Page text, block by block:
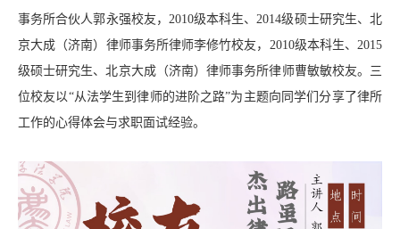
事务所合伙人郭永强校友，2010级本科生、2014级硕士研究生、北
京大成（济南）律师事务所律师李修竹校友，2010级本科生、2015
级硕士研究生、北京大成（济南）律师事务所律师曹敏敏校友。三
位校友以“从法学生到律师的进阶之路”为主题向同学们分享了律所
工作的心得体会与求职面试经验。